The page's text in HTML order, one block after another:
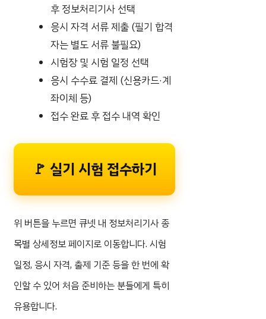
후 정보처리기사 선택
응시 자격 서류 제출 (필기 합격
자는 별도 서류 불필요)
시험장 및 시험 일정 선택
응시 수수료 결제 (신용카드·계
좌이체 등)
접수 완료 후 접수 내역 확인
🚩 실기 시험 접수하기
위 버튼을 누르면 큐넷 내 정보처리기사 종
목별 상세정보 페이지로 이동합니다. 시험
일정, 응시 자격, 출제 기준 등을 한 번에 확
인할 수 있어 처음 준비하는 분들에게 특히
유용합니다.